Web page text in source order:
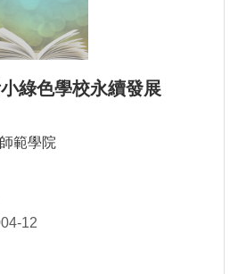
綠色學校永續發展
範學院
12